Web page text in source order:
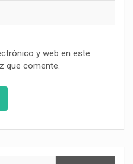
y web en este
que comente.